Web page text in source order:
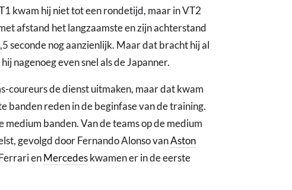
kwam hij niet tot een rondetijd, maar in VT2
afstand het langzaamste en zijn achterstand
seconde nog aanzienlijk. Maar dat bracht hij al
nagenoeg even snel als de Japanner.
coureurs de dienst uitmaken, maar dat kwam
banden reden in de beginfase van de training.
banden. Van de teams op de medium
gevolgd door Fernando Alonso vanAston
enMercedeskwamen er in de eerste